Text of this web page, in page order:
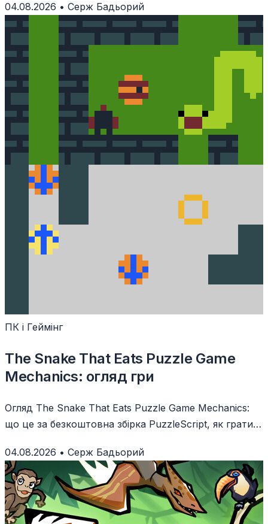
04.08.2026 • Серж Бадьорий
ПК і Геймінг
The Snake That Eats Puzzle Game
Mechanics: огляд гри
Огляд The Snake That Eats Puzzle Game Mechanics:
що це за безкоштовна збірка PuzzleScript, як грати і
04.08.2026 • Серж Бадьорий